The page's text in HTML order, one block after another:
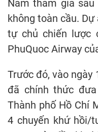
Nam tham gia
không toàn cầu.
tự chủ chiến lược
PhuQuoc Airway
Trước đó, vào ngày
đã chính thức
Thành phố Hồ Chí
4 chuyến khứ hồi/